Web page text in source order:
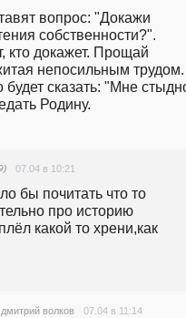
вопрос: "Докажи
собственности?".
кто докажет. Прощай
непосильным трудом.
сказать: "Мне
Родину.
07.04 в 10:21
бы почитать что то
про историю
какой то хрени,как
дмитрий волков 07.04 в 11:14